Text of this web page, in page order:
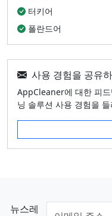
터키어
폴란드어
사용 경험을 공유
AppCleaner에 대한 피
닝 솔루션 사용 경험을
뉴스레